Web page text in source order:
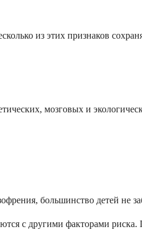
из этих признаков
мозговых и
большинство детей не
с другими факторами риска.